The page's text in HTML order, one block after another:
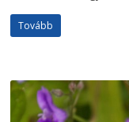
Tovább